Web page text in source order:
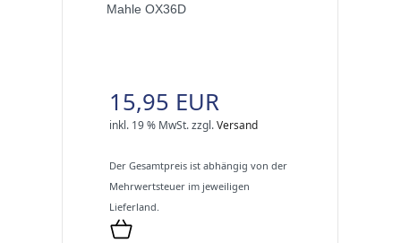
Mahle OX36D
15,95 EUR
inkl. 19 % MwSt.zzgl.Versand
Der Gesamtpreis ist abhängig von der
Mehrwertsteuer im jeweiligen
Lieferland.